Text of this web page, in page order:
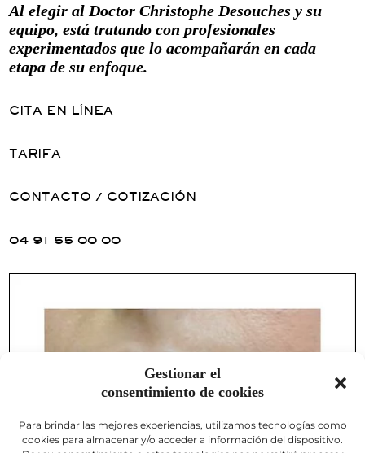
Gestionar el
consentimiento de cookies
Para brindar las mejores experiencias, utilizamos tecnologías como
cookies para almacenar y/o acceder a información del dispositivo.
Al elegir al Doctor Christophe Desouches y su
equipo, está tratando con profesionales
experimentados que lo acompañarán en cada
etapa de su enfoque.
CITA EN LÍNEA
TARIFA
CONTACTO / COTIZACIÓN
04 91 55 00 00